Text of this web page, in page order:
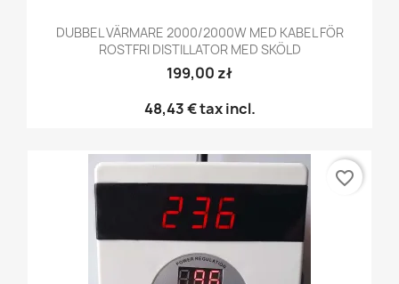
DUBBEL VÄRMARE 2000/2000W MED KABEL FÖR
ROSTFRI DISTILLATOR MED SKÖLD
199,00 zł
48,43 €tax incl.
favorite_border